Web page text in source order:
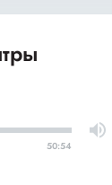
50:54